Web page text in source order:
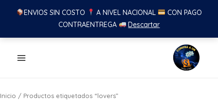
ENVIOS SIN COSTO A NIVEL NACIONAL
CON PAGO
CONTRAENTREGA
Descartar
Inicio / Productos etiquetados “lovers”